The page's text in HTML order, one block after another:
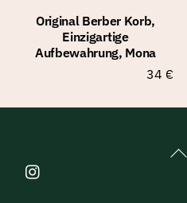
Original Berber Korb,
Einzigartige
Aufbewahrung, Mona
34 €